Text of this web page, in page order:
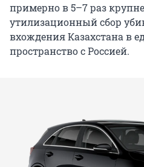
примерно в 5–7 раз
утилизационный сбор
вхождения Казахстана в
пространство с Россией.